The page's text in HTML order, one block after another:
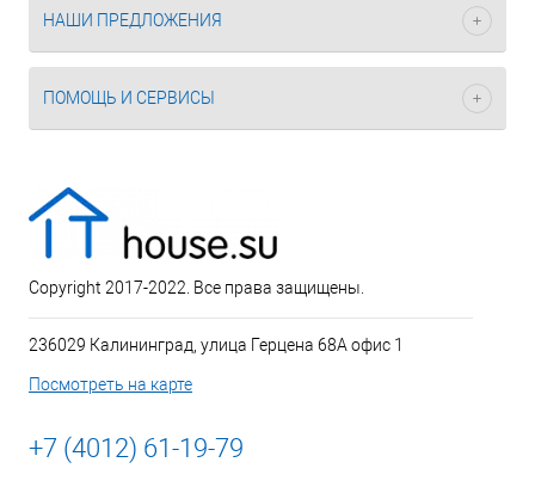
НАШИ ПРЕДЛОЖЕНИЯ
ПОМОЩЬ И СЕРВИСЫ
Copyright 2017-2022. Все права защищены.
236029 Калининград, улица Герцена 68А офис 1
Посмотреть на карте
+7 (4012) 61-19-79